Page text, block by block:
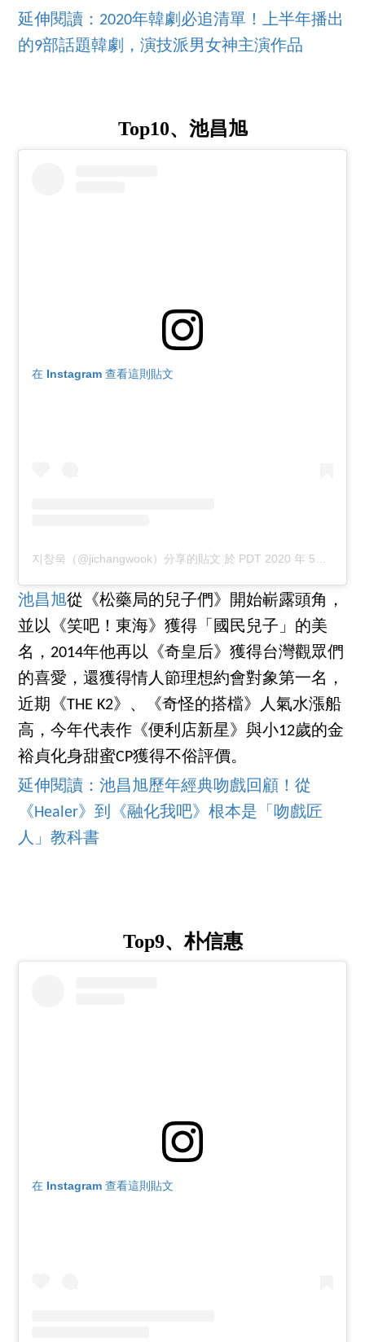
延伸閱讀：2020年韓劇必追清單！上半年播出
的9部話題韓劇，演技派男女神主演作品
Top10、池昌旭
在 Instagram 查看這則貼文
지창욱（@jichangwook）分享的貼文 於 PDT 2020 年 5月 月 3 日 上午 1:20
池昌旭從《松藥局的兒子們》開始嶄露頭角，
並以《笑吧！東海》獲得「國民兒子」的美
名，2014年他再以《奇皇后》獲得台灣觀眾們
的喜愛，還獲得情人節理想約會對象第一名，
近期《THE K2》、《奇怪的搭檔》人氣水漲船
高，今年代表作《便利店新星》與小12歲的金
裕貞化身甜蜜CP獲得不俗評價。
延伸閱讀：池昌旭歷年經典吻戲回顧！從
《Healer》到《融化我吧》根本是「吻戲匠
人」教科書
Top9、朴信惠
在 Instagram 查看這則貼文